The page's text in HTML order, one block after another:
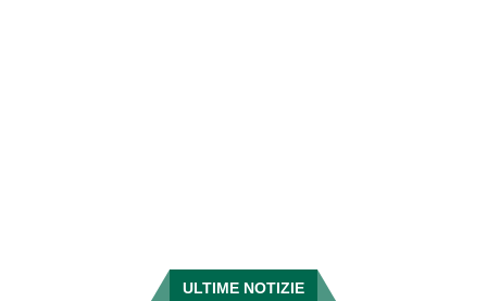
ULTIME NOTIZIE